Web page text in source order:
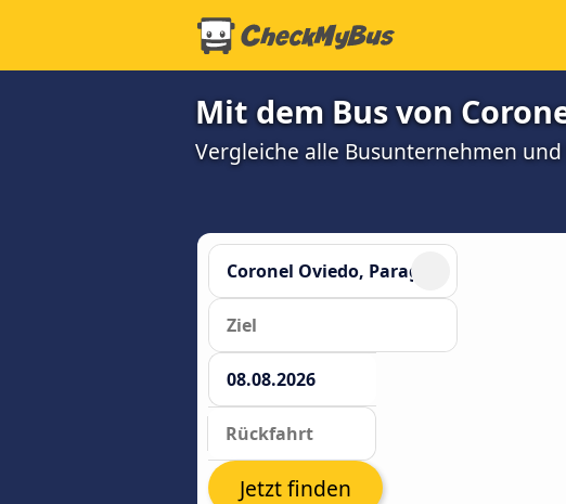
Mit dem Bus von
Vergleiche alle Busunternehmen
Jetzt finden